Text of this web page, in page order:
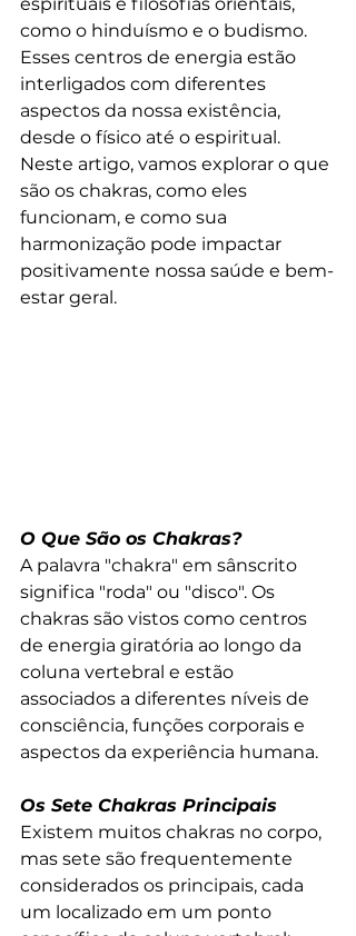
como o hinduísmo e o budismo.
Esses centros de energia estão
interligados com diferentes
aspectos da nossa existência,
desde o físico até o espiritual.
Neste artigo, vamos explorar o que
são os chakras, como eles
funcionam, e como sua
harmonização pode impactar
positivamente nossa saúde e bem-
estar geral.
O Que São os Chakras?
A palavra "chakra" em sânscrito
significa "roda" ou "disco". Os
chakras são vistos como centros
de energia giratória ao longo da
coluna vertebral e estão
associados a diferentes níveis de
consciência, funções corporais e
aspectos da experiência humana.
Os Sete Chakras Principais
Existem muitos chakras no corpo,
mas sete são frequentemente
considerados os principais, cada
um localizado em um ponto